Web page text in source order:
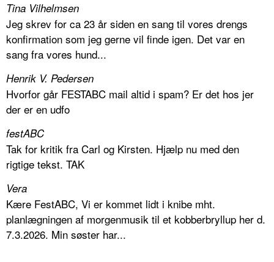
Tina Vilhelmsen
Jeg skrev for ca 23 år siden en sang til vores drengs
konfirmation som jeg gerne vil finde igen. Det var en
sang fra vores hund...
Henrik V. Pedersen
Hvorfor går FESTABC mail altid i spam? Er det hos jer
der er en udfo
festABC
Tak for kritik fra Carl og Kirsten. Hjælp nu med den
rigtige tekst. TAK
Vera
Kære FestABC, Vi er kommet lidt i knibe mht.
planlægningen af morgenmusik til et kobberbryllup her d.
7.3.2026. Min søster har...